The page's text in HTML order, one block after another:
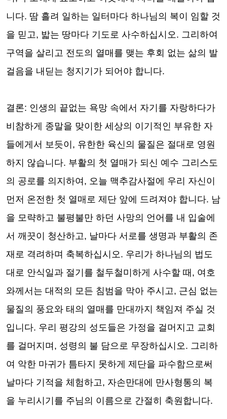
니다. 땀 흘려 일하는 일터마다 하나님의 복이 임할 것
을 믿고 , 밟는 땅마다 기도로 사수하십시오 . 그리하여
구역을 살리고 전도의 열매를 맺는 후회 없는 삶의 발
걸음을 내딛는 청지기가 되어야 합니다.
결론: 인생의 끝없는 욕망 속에서 자기를 자랑하다가
비참하게 종말을 맞이한 세상의 이기적인 부유한 자
들에게서 보듯이 , 유한한 육신의 물질은 절대로 영원
하지 않습니다. 부활의 첫 열매가 되신 예수 그리스도
의 공로를 의지하여 , 오늘 맥추감사절에 우리 자신이
먼저 온전한 첫 열매로 제단 앞에 드려져야 합니다. 남
을 모략하고 불평불만 하던 사망의 언어를 내 입술에
서 깨끗이 청산하고 , 날마다 서로를 생명과 부활의 존
재로 격려하며 축복하십시오 . 우리가 하나님의 법도
대로 안식일과 절기를 철두철미하게 사수할 때, 여호
와께서는 대적의 모든 침범을 막아 주시고 , 근심 없는
물질의 풍요와 태의 열매를 만대까지 책임져 주실 것
입니다. 우리 평강의 성도들은 가정을 걸머지고 교회
를 걸머지며 , 성령의 불 담으로 무장하십시오 . 그리하
여 악한 마귀가 틈타지 못하게 제단을 파수함으로써
날마다 기적을 체험하고 , 자손만대에 만사형통의 복
을 누리시기를 주님의 이름으로 간절히 축원합니다.